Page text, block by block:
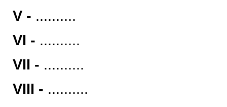
V - ..........
VI - ..........
VII - ..........
VIII - ..........